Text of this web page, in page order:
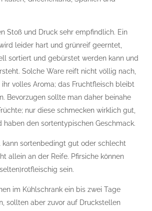
Stoß und Druck sehr empfindlich. Ein
leider hart und grünreif geerntet,
sortiert und gebürstet werden kann und
Solche Ware reift nicht völlig nach,
volles Aroma; das Fruchtfleisch bleibt
Bevorzugen sollte man daher beinahe
nur diese schmecken wirklich gut,
haben den sortentypischen Geschmack.
kann sortenbedingt gut oder schlecht
allein an der Reife. Pfirsiche können
sein.
im Kühlschrank ein bis zwei Tage
sollten aber zuvor auf Druckstellen